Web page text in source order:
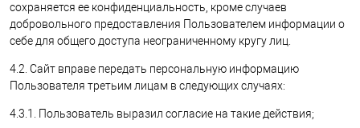
сохраняется ее конфиденциальность, кроме случаев
добровольного предоставления Пользователем информации о
себе для общего доступа неограниченному кругу лиц.
4.2. Сайт вправе передать персональную информацию
Пользователя третьим лицам в следующих случаях:
4.3.1. Пользователь выразил согласие на такие действия;